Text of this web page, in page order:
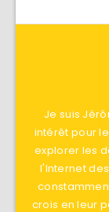
Je suis
intérêt pour
explorer les
l'Internet
crois en leur